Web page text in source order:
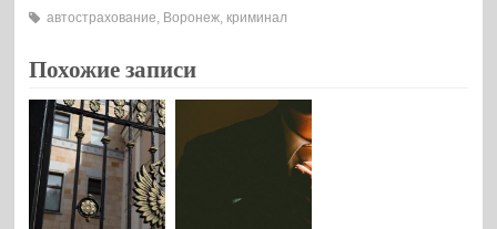
автострахование, Воронеж, криминал
Похожие записи